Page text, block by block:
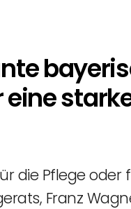
die Pflege oder
Franz